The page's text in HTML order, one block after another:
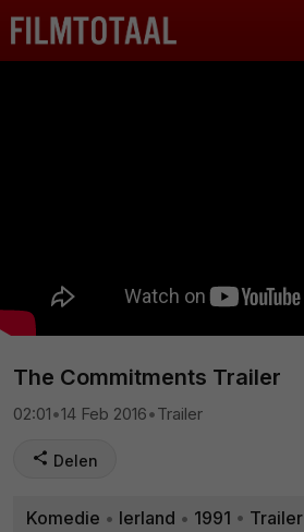
The Commitments Trailer
02:01•14 Feb 2016•Trailer
Delen
Komedie • Ierland • 1991 • Trailer